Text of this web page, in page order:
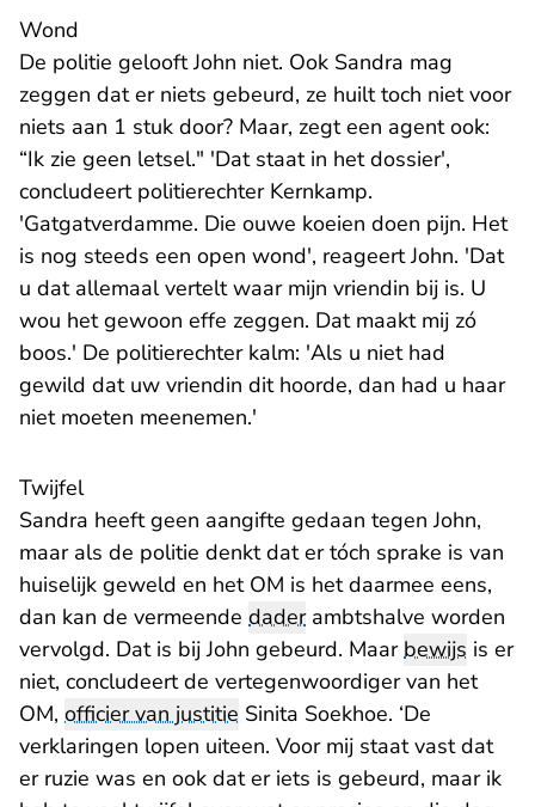
Wond
De politie gelooft John niet. Ook Sandra mag
zeggen dat er niets gebeurd, ze huilt toch niet voor
niets aan 1 stuk door? Maar, zegt een agent ook:
“Ik zie geen letsel." 'Dat staat in het dossier',
concludeert politierechter Kernkamp.
'Gatgatverdamme. Die ouwe koeien doen pijn. Het
is nog steeds een open wond', reageert John. 'Dat
u dat allemaal vertelt waar mijn vriendin bij is. U
wou het gewoon effe zeggen. Dat maakt mij zó
boos.' De politierechter kalm: 'Als u niet had
gewild dat uw vriendin dit hoorde, dan had u haar
niet moeten meenemen.'
Twijfel
Sandra heeft geen aangifte gedaan tegen John,
maar als de politie denkt dat er tóch sprake is van
huiselijk geweld en het OM is het daarmee eens,
dan kan de vermeende daderambtshalve worden
vervolgd. Dat is bij John gebeurd. Maarbewijs is er
niet, concludeert de vertegenwoordiger van het
OM, officier van justitie Sinita Soekhoe. ‘De
verklaringen lopen uiteen. Voor mij staat vast dat
er ruzie was en ook dat er iets is gebeurd, maar ik